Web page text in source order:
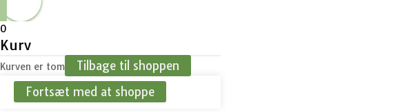
0
Kurv
Kurven er tom
Tilbage til shoppen
Fortsæt med at shoppe